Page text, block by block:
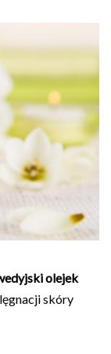
olejek
skóry